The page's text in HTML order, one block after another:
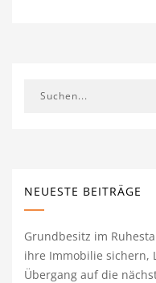
NEUESTE BEITRÄGE
Grundbesitz im
ihre Immobilie sichern,
Übergang auf die